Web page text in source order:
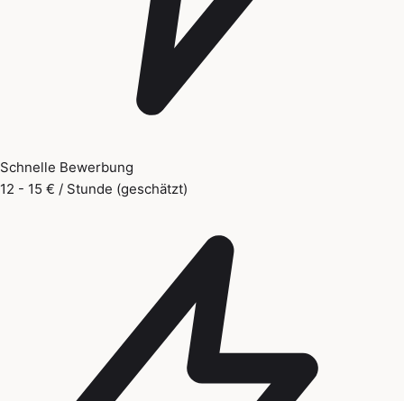
Schnelle Bewerbung
12 - 15 € / Stunde (geschätzt)